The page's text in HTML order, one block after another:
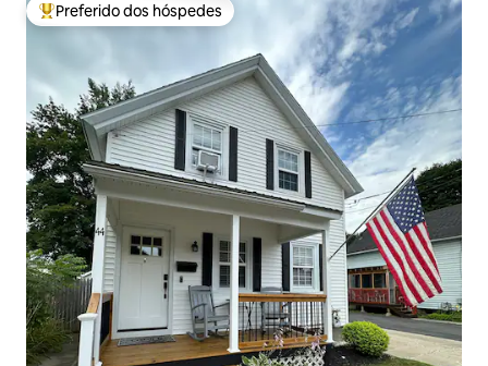
Entre os melhores preferidos dos hóspedes
Preferido dos hóspedes